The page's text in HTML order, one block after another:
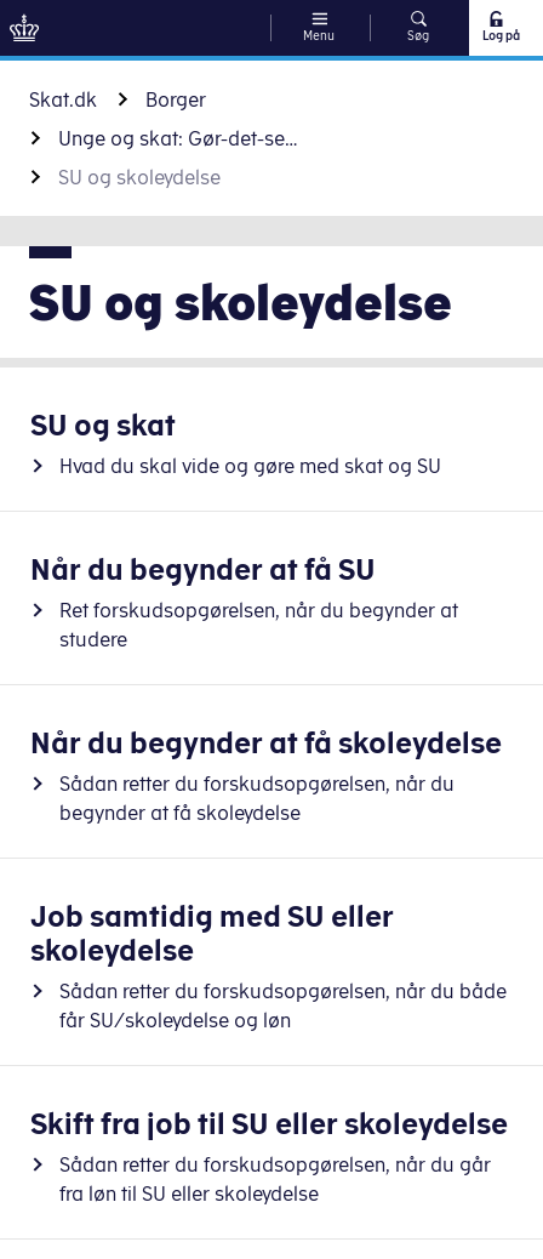
Gå til indhold
Menu Søg Log på
Skat.dk
Borger
Unge og skat: Gør-det-selv-guide til din skat
SU og skoleydelse
SU og skoleydelse
SU og skat
Hvad du skal vide og gøre med skat og SU
Når du begynder at få SU
Ret forskudsopgørelsen, når du begynder at
studere
Når du begynder at få skoleydelse
Sådan retter du forskudsopgørelsen, når du
begynder at få skoleydelse
Job samtidig med SU eller
skoleydelse
Sådan retter du forskudsopgørelsen, når du både
får SU/skoleydelse og løn
Skift fra job til SU eller skoleydelse
Sådan retter du forskudsopgørelsen, når du går
fra løn til SU eller skoleydelse